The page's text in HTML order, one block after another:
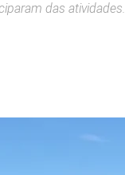
das atividades.